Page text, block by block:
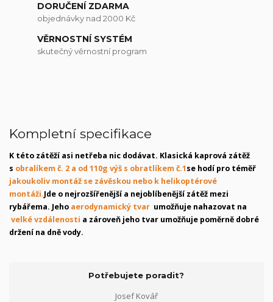
DORUČENÍ ZDARMA
objednávky nad 2000 Kč
VĚRNOSTNÍ SYSTÉM
skutečný věrnostní program
Kompletní specifikace
K této zátěží asi netřeba nic dodávat. Klasická kaprová zátěž
s obralíkem č. 2 a od 110g výš s obratlíkem č.1se hodí pro téměř
jakoukoliv montáž se závěskou nebo k helikoptérové
montáži.Jde o nejrozšířenější a nejoblíbenější zátěž mezi
rybářema. Jeho aerodynamický tvar umožňuje nahazovat na
velké vzdálenosti a zároveň jeho tvar umožňuje poměrně dobré
držení na dně vody.
Potřebujete poradit?
Josef Kovář